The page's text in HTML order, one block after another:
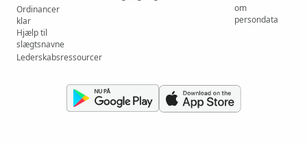
Ordinancer
klar
Hjælp til
slægtsnavne
Lederskabsressourcer
om
persondata